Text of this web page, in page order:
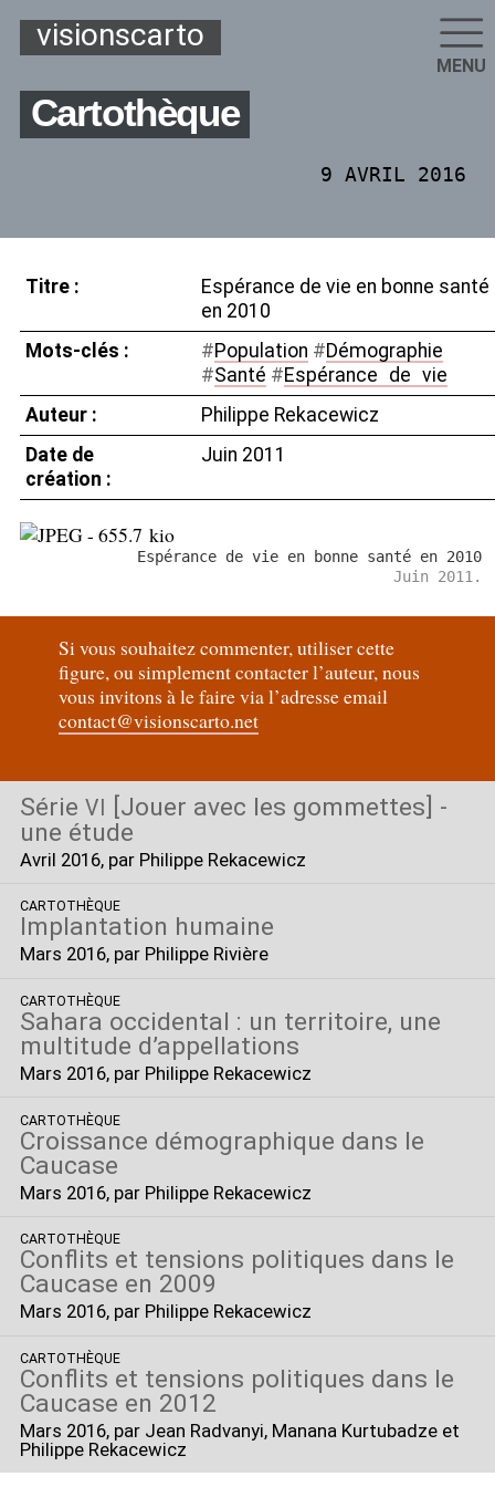
visionscarto
MENU
Cartothèque
9 AVRIL 2016
Titre :
Espérance de vie en bonne santé
en 2010
Mots-clés :
#Population #Démographie
#Santé #Espérance de vie
Auteur :
Philippe Rekacewicz
Date de
création :
Juin 2011
Espérance de vie en bonne santé en 2010
Juin 2011.
Si vous souhaitez commenter, utiliser cette
figure, ou simplement contacter l’auteur, nous
vous invitons à le faire via l’adresse email
contact@visionscarto.net
Série VI [Jouer avec les gommettes] -
une étude
Avril 2016, par Philippe Rekacewicz
CARTOTHÈQUE
Implantation humaine
Mars 2016, par Philippe Rivière
CARTOTHÈQUE
Sahara occidental : un territoire, une
multitude d’appellations
Mars 2016, par Philippe Rekacewicz
CARTOTHÈQUE
Croissance démographique dans le
Caucase
Mars 2016, par Philippe Rekacewicz
CARTOTHÈQUE
Conflits et tensions politiques dans le
Caucase en 2009
Mars 2016, par Philippe Rekacewicz
CARTOTHÈQUE
Conflits et tensions politiques dans le
Caucase en 2012
Mars 2016, par Jean Radvanyi, Manana Kurtubadze et
Philippe Rekacewicz